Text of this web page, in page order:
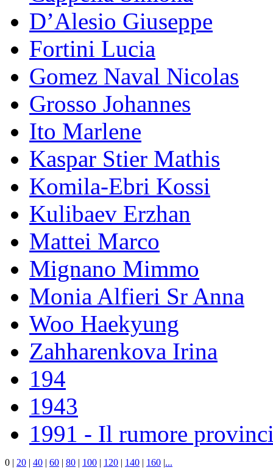
D’Alesio Giuseppe
Fortini Lucia
Gomez Naval Nicolas
Grosso Johannes
Ito Marlene
Kaspar Stier Mathis
Komila-Ebri Kossi
Kulibaev Erzhan
Mattei Marco
Mignano Mimmo
Monia Alfieri Sr Anna
Woo Haekyung
Zahharenkova Irina
194
1943
1991 - Il rumore
0 | 20 | 40 | 60 | 80 | 100 | 120 | 140 | 160 |...